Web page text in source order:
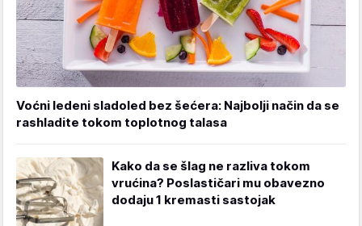
Voćni ledeni sladoled bez šećera: Najbolji način da se
rashladite tokom toplotnog talasa
Kako da se šlag ne razliva tokom
vrućina? Poslastičari mu obavezno
dodaju 1 kremasti sastojak